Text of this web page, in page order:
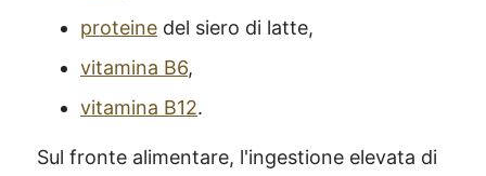
proteine del siero di latte,
vitamina B6,
vitamina B12.
Sul fronte alimentare, l'ingestione elevata di